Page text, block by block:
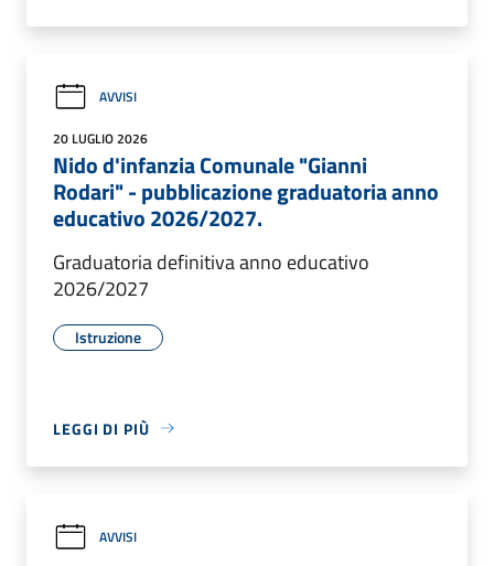
AVVISI
20 LUGLIO 2026
Nido d'infanzia Comunale "Gianni
Rodari" - pubblicazione graduatoria anno
educativo 2026/2027.
Graduatoria definitiva anno educativo
2026/2027
Istruzione
LEGGI DI PIÙ
AVVISI